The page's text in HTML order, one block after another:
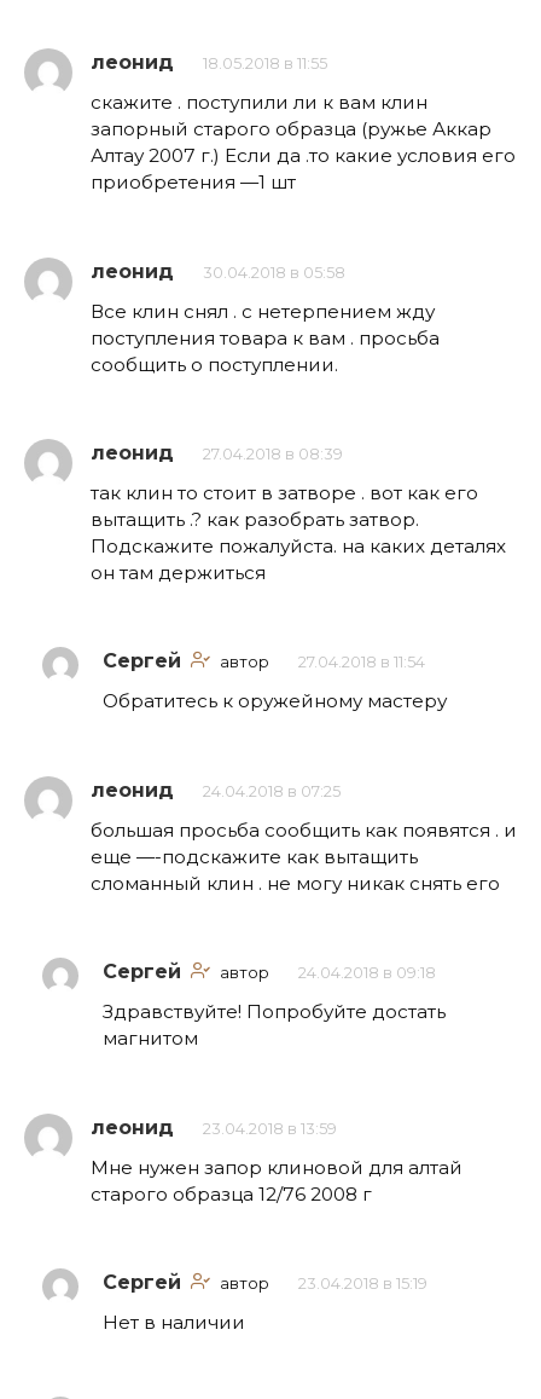
леонид 18.05.2018 в 11:55
скажите . поступили ли к вам клин
запорный старого образца (ружье Аккар
Алтау 2007 г.) Если да .то какие условия его
приобретения —1 шт
леонид 30.04.2018 в 05:58
Все клин снял . с нетерпением жду
поступления товара к вам . просьба
сообщить о поступлении.
леонид 27.04.2018 в 08:39
так клин то стоит в затворе . вот как его
вытащить .? как разобрать затвор.
Подскажите пожалуйста. на каких деталях
он там держиться
Сергей автор 27.04.2018 в 11:54
Обратитесь к оружейному мастеру
леонид 24.04.2018 в 07:25
большая просьба сообщить как появятся . и
еще —-подскажите как вытащить
сломанный клин . не могу никак снять его
Сергей автор 24.04.2018 в 09:18
Здравствуйте! Попробуйте достать
магнитом
леонид 23.04.2018 в 13:59
Мне нужен запор клиновой для алтай
старого образца 12/76 2008 г
Сергей автор 23.04.2018 в 15:19
Нет в наличии